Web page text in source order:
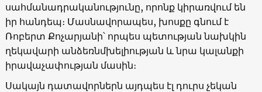
սահմանադրականությունը, որոնք կիրառվում են
իր հանդեպ։ Մասնավորապես, խոսքը գնում է
Ռոբերտ Քոչարյանի՝ որպես պետության նախկին
ղեկավարի անձեռնմխելիության և նրա կալանքի
իրավաչափության մասին։
Սակայն դատավորներն այդպես էլ դուրս չեկան